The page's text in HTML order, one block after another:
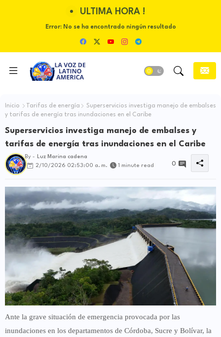
ULTIMA HORA !
Error:No se ha encontrado ningún resultado
Inicio Tarifas de energía
Superservicios investiga manejo de embalses
y tarifas de energía tras inundaciones en el Caribe
Superservicios investiga manejo de embalses y
tarifas de energía tras inundaciones en el Caribe
By -
Luz Marina cadena
2/10/2026 02:53:00 a. m.
1 minute read 0
Ante la grave situación de emergencia provocada por las
inundaciones en los departamentos de Córdoba, Sucre y Bolívar, la